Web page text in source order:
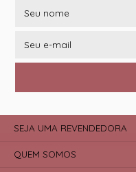
SEJA UMA REVENDEDORA
QUEM SOMOS